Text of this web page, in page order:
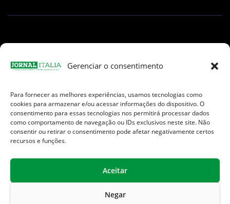
Gerenciar o consentimento
Para fornecer as melhores experiências, usamos tecnologias como
cookies para armazenar e/ou acessar informações do dispositivo. O
consentimento para essas tecnologias nos permitirá processar dados
como comportamento de navegação ou IDs exclusivos neste site. Não
consentir ou retirar o consentimento pode afetar negativamente certos
recursos e funções.
Aceitar
Negar
Facebook
Instagram
TikTokYoutube
E-
mail
Jornal Italia é uma Marca registrada internacionalmente da We
Communication.